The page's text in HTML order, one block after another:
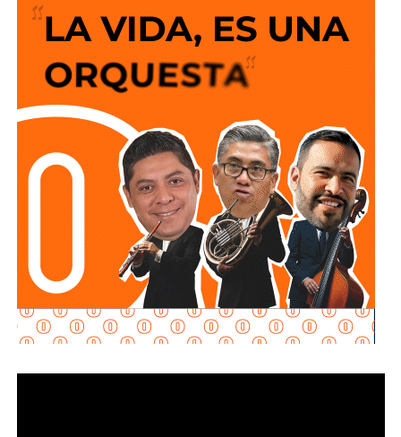
La semana pasada concluyeron los trabajos de
mantenimiento y restauración en los módulos donde se
lleva a cabo el proceso de potabilización del agua, para
continuar con la limpieza y mantenimiento integral de las
instalaciones de la planta.
La siguiente etapa contempla el equipamiento de los
tanques de floculación y sedimentación, donde las
partículas e impurezas que contiene el agua se agrupan y
posteriormente se depositan en el fondo, permitiendo
separar el agua más clara para que continúe con las
etapas de filtración y desinfección antes de su
distribución.